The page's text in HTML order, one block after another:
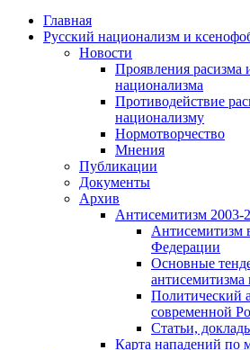
Главная
Русский национализм и
Новости
Проявления расизма
национализма
Противодействие
национализму
Нормотворчество
Мнения
Публикации
Документы
Архив
Антисемитизм 2003-
Антисемитизм
Федерации
Основные
антисемитизма
Политический
современной
Статьи,
Карта нападений по